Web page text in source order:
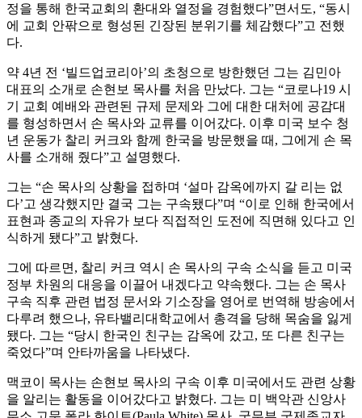
정을 통해 한국교회의 환대와 열정을 경험했다”면서도, “동시
에 교회 안팎으로 형성된 긴장된 분위기를 체감했다”고 전했
다.
약 4년 전 ‘빌드업코리아’의 초청으로 방한했던 그는 김민아
대표의 소개로 손현보 목사를 처음 만났다. 그는 “코로나19 시
기 교회 예배와 관련된 규제 문제와 그에 대한 대처에 공감대
를 형성하면서 손 목사와 교류를 이어갔다. 이후 미국 보수 청
년 운동가 찰리 커크와 함께 한국을 방문했을 때, 그에게 손 목
사를 소개해 줬다”고 설명했다.
그는 “손 목사의 상황을 접하며 ‘설마 감옥에까지 갈 리는 없
다’고 생각했지만 결국 그는 구속됐다”며 “이로 인해 한국에서
표현과 종교의 자유가 보다 직접적인 도전에 직면해 있다고 인
식하게 됐다”고 밝혔다.
그에 따르면, 찰리 커크 역시 손 목사의 구속 소식을 듣고 미국
정부 차원의 대응을 이끌어 내겠다고 약속했다. 그는 손 목사
구속 직후 관련 법정 문서와 기소장을 영어로 번역해 방송에서
다루려 했으나, 유타밸리대학교에서 총격을 당해 목숨을 잃게
됐다. 그는 “당시 한국인 친구는 감옥에 갔고, 또 다른 친구는
죽었다”며 안타까움을 나타냈다.
맥코이 목사는 손현보 목사의 구속 이후 미국에서도 관련 상황
을 알리는 활동을 이어갔다고 밝혔다. 그는 미 백악관 신앙사